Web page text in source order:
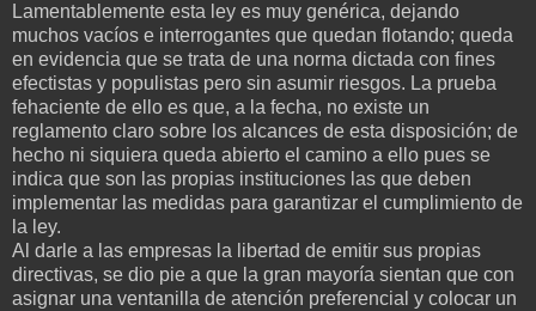
Lamentablemente esta ley es muy genérica, dejando
muchos vacíos e interrogantes que quedan flotando; queda
en evidencia que se trata de una norma dictada con fines
efectistas y populistas pero sin asumir riesgos. La prueba
fehaciente de ello es que, a la fecha, no existe un
reglamento claro sobre los alcances de esta disposición; de
hecho ni siquiera queda abierto el camino a ello pues se
indica que son las propias instituciones las que deben
implementar las medidas para garantizar el cumplimiento de
la ley.
Al darle a las empresas la libertad de emitir sus propias
directivas, se dio pie a que la gran mayoría sientan que con
asignar una ventanilla de atención preferencial y colocar un